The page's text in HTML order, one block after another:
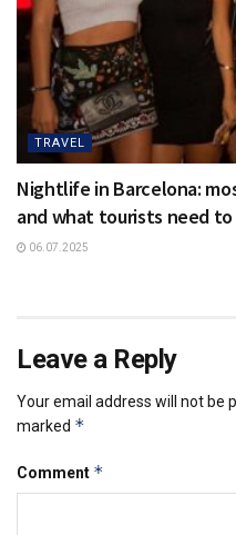
TRAVEL
Nightlife in Barcelona:
and what tourists need
06.07.2025
Leave a Reply
Your email address will not be
marked *
Comment *